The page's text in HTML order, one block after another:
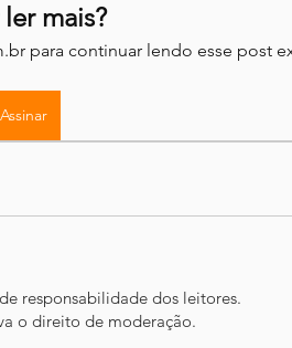
mais?
para continuar lendo esse post
Assinar
responsabilidade dos leitores.
o direito de moderação.